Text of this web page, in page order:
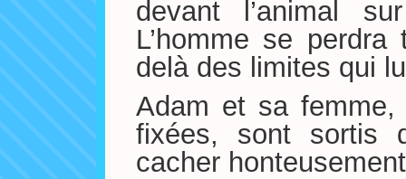
devant l’animal
L’homme se perdra
delà des limites qui
Adam et sa
fixées, sont sortis
cacher